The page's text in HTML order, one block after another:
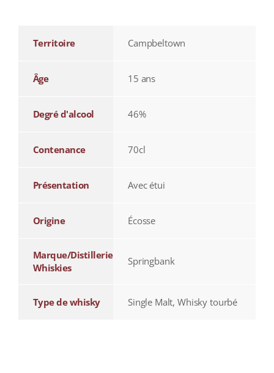
Territoire Campbeltown
Âge 15 ans
Degré d'alcool 46%
Contenance 70cl
Présentation Avec étui
Origine Écosse
Marque/Distillerie
Whiskies
Springbank
Type de whisky Single Malt, Whisky tourbé